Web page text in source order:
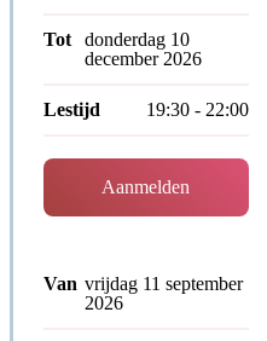
Tot
donderdag 10
december 2026
Lestijd 19:30 - 22:00
Aanmelden
Van vrijdag 11 september
2026